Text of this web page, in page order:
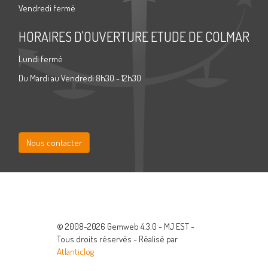
Vendredi fermé
HORAIRES D'OUVERTURE ETUDE DE COLMAR
Lundi fermé
Du Mardi au Vendredi 8h30 - 12h30
Nous contacter
© 2008-2026 Gemweb 4.3.0 - MJ EST -
Tous droits réservés - Réalisé par
Atlanticlog